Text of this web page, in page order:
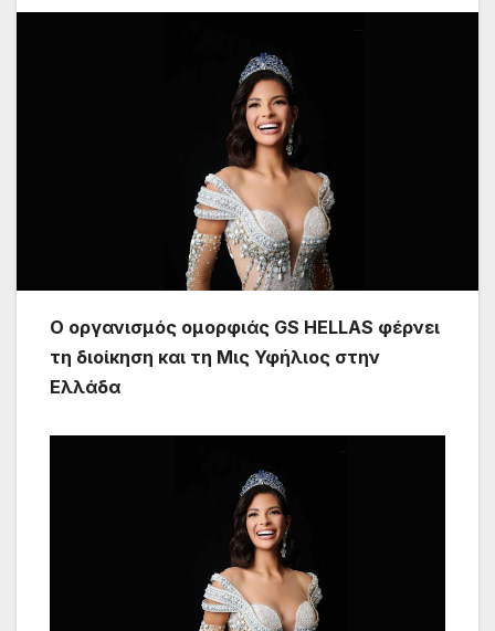
Ο οργανισμός ομορφιάς GS HELLAS φέρνει
τη διοίκηση και τη Μις Υφήλιος στην
Ελλάδα